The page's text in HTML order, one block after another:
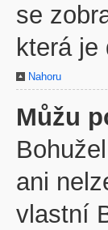
se
která
Nahoru
Můžu
ani
vlastní